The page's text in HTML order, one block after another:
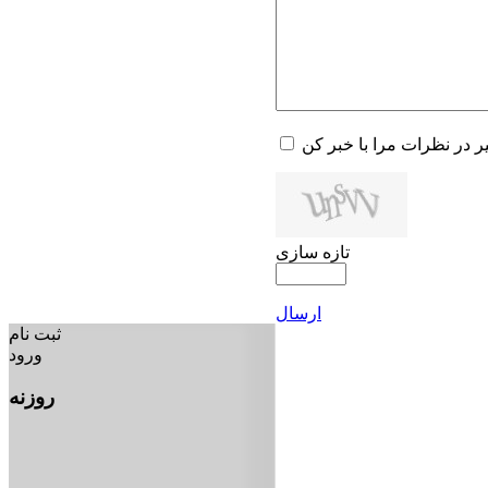
در نظرات مرا با خبر کن
تازه سازی
ارسال
ثبت نام
ورود
روزنه